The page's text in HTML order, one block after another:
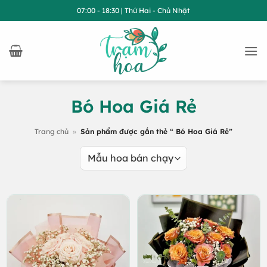
qua
dung
07:00 - 18:30 | Thứ Hai - Chủ Nhật
Bó Hoa Giá Rẻ
Trang chủ » Sản phẩm được gắn thẻ “ Bó Hoa Giá Rẻ”